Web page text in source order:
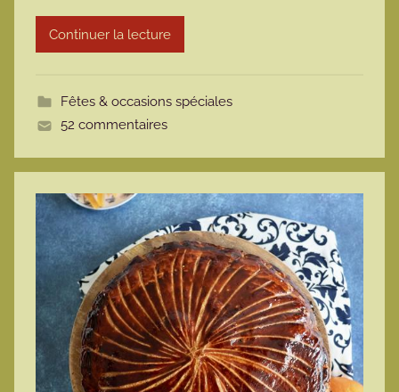
r
t
Continuer la lecture
Fêtes & occasions spéciales
52 commentaires